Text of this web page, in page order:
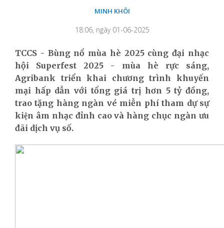
MINH KHÔI
18:06, ngày 01-06-2025
TCCS - Bùng nổ mùa hè 2025 cùng đại nhạc
hội Superfest 2025 - mùa hè rực sáng,
Agribank triển khai chương trình khuyến
mại hấp dẫn với tổng giá trị hơn 5 tỷ đồng,
trao tặng hàng ngàn vé miễn phí tham dự sự
kiện âm nhạc đỉnh cao và hàng chục ngàn ưu
đãi dịch vụ số.